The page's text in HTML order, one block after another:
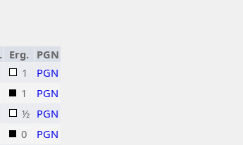
Erg.
PGN
1
PGN
1
PGN
½ PGN
0 PGN